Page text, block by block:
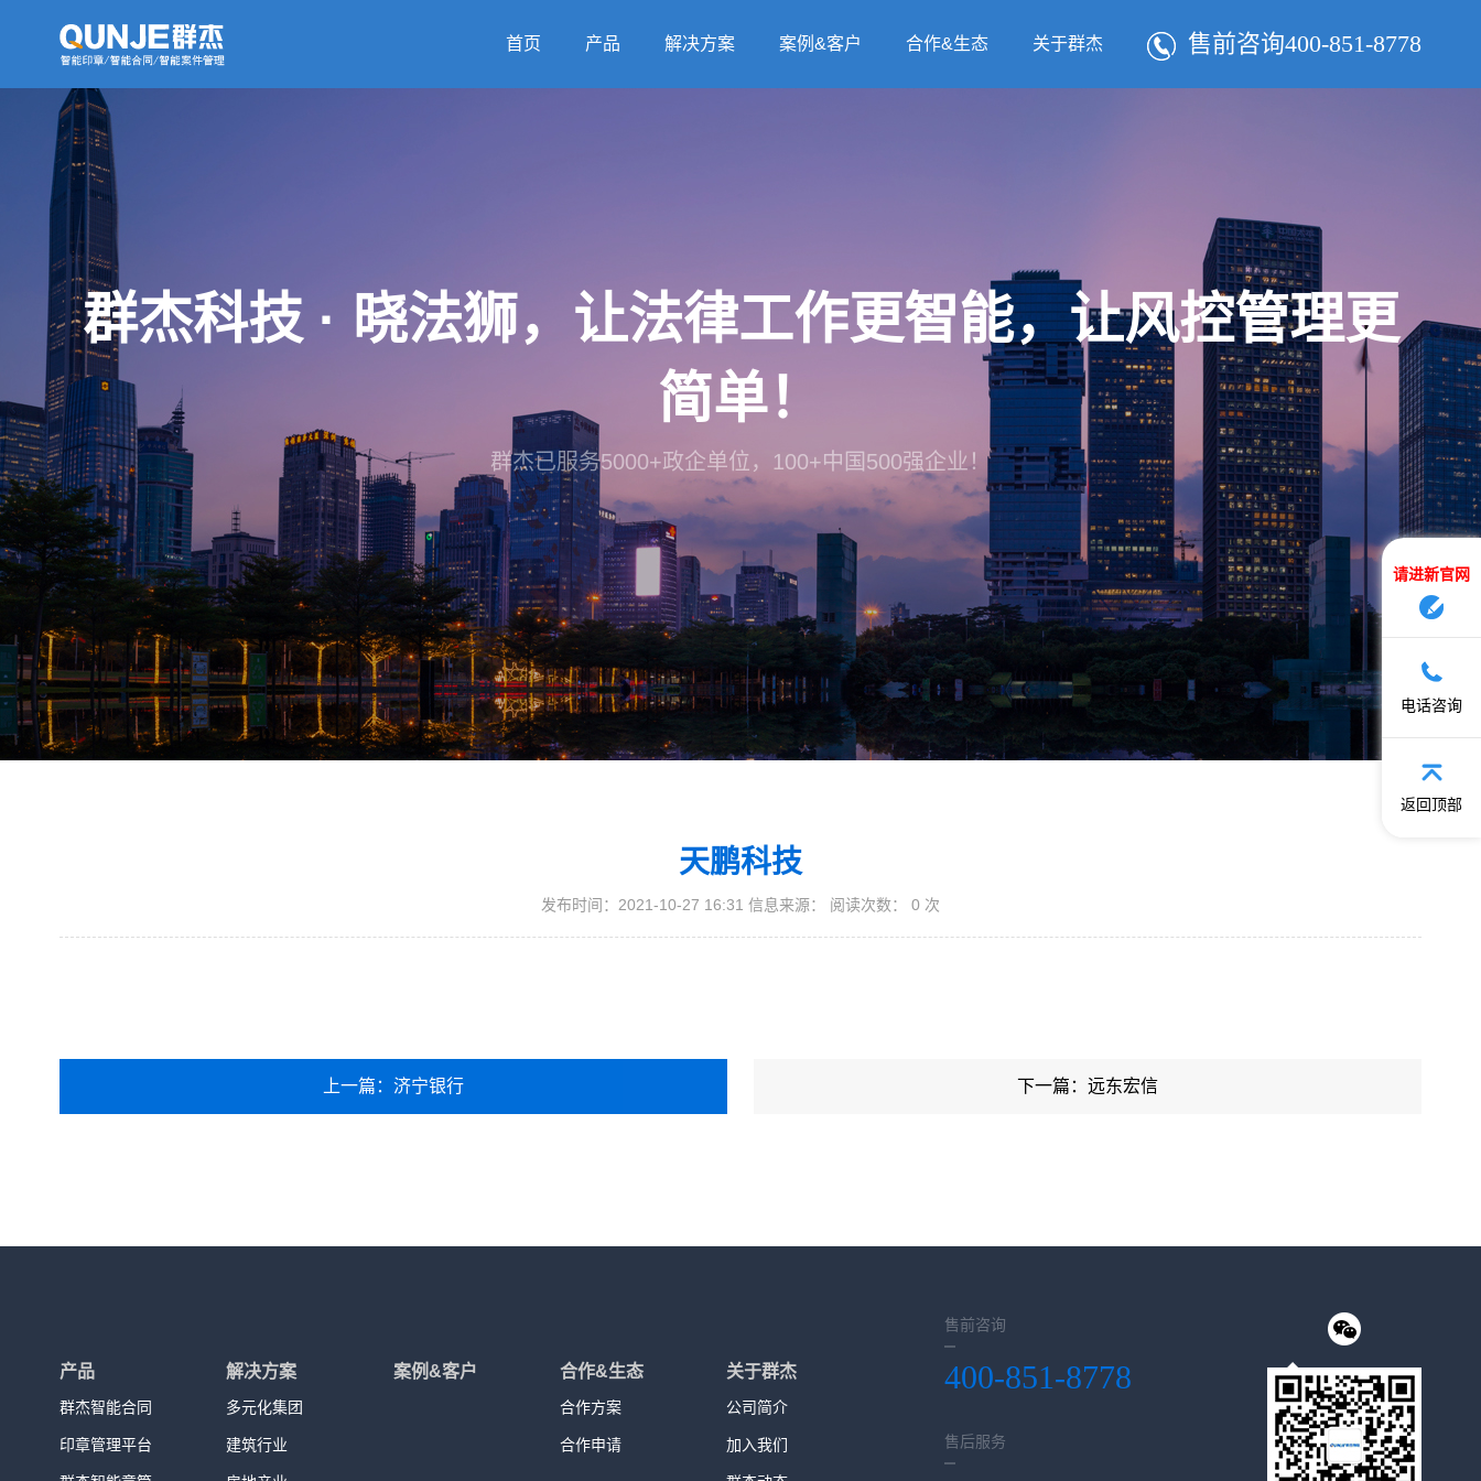
售前咨询400-851-8778
首页 产品 解决方案 案例&客户 合作&生态 关于群杰
群杰科技 · 晓法狮，让法律工作更智能，让风控管理更
简单！
群杰已服务5000+政企单位，100+中国500强企业！
天鹏科技
发布时间：2021-10-27 16:31 信息来源： 阅读次数： 0 次
上一篇：济宁银行 下一篇：远东宏信
产品
群杰智能合同
印章管理平台
解决方案
多元化集团
建筑行业
案例&客户 合作&生态
合作方案
合作申请
关于群杰
公司简介
加入我们
售前咨询
400-851-8778
售后服务
请进新官网
电话咨询
返回顶部